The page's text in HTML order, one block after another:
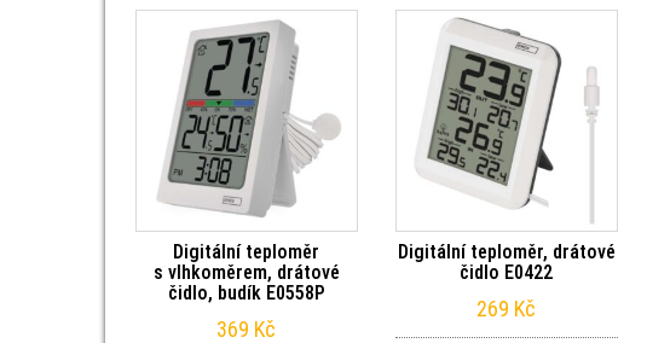
Digitální teploměr
s vlhkoměrem, drátové
čidlo, budík E0558P
369 Kč
Digitální teploměr, drátové
čidlo E0422
269 Kč